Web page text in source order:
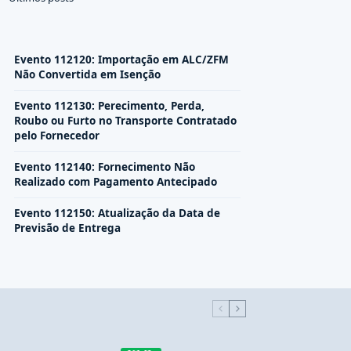
Evento 112120: Importação em ALC/ZFM
Não Convertida em Isenção
Evento 112130: Perecimento, Perda,
Roubo ou Furto no Transporte Contratado
pelo Fornecedor
Evento 112140: Fornecimento Não
Realizado com Pagamento Antecipado
Evento 112150: Atualização da Data de
Previsão de Entrega